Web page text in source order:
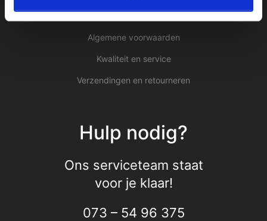
Algemene voorwaarden
Kwaliteit en service
Verzendingen en retourneren
Hulp nodig?
Ons serviceteam staat
voor je klaar!
073 – 54 96 375